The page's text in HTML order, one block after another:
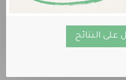
على النتائج